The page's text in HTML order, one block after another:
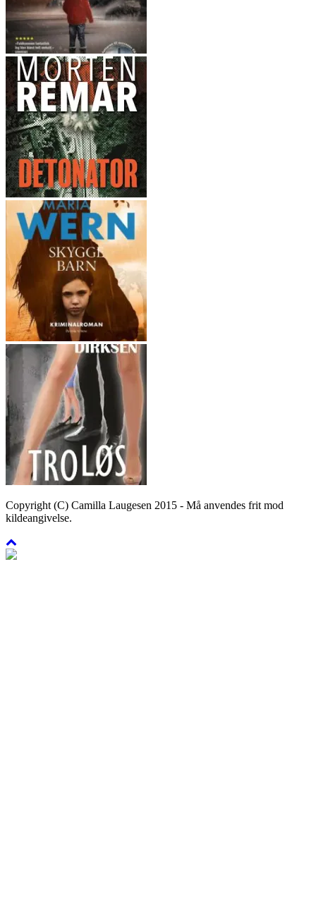
Copyright (C) Camilla Laugesen 2015 - Må anvendes frit mod
kildeangivelse.